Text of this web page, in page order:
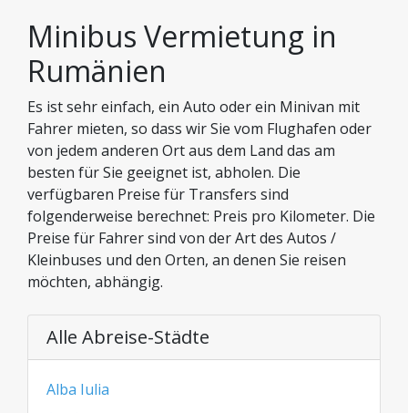
Minibus Vermietung in
Rumänien
Es ist sehr einfach, ein Auto oder ein Minivan mit
Fahrer mieten, so dass wir Sie vom Flughafen oder
von jedem anderen Ort aus dem Land das am
besten für Sie geeignet ist, abholen. Die
verfügbaren Preise für Transfers sind
folgenderweise berechnet: Preis pro Kilometer. Die
Preise für Fahrer sind von der Art des Autos /
Kleinbuses und den Orten, an denen Sie reisen
möchten, abhängig.
Alle Abreise-Städte
Alba Iulia